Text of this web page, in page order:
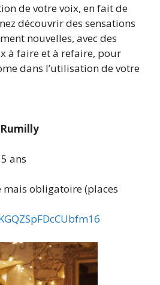
de votre voix, en fait de
découvrir des sensations
nouvelles, avec des
à faire et à refaire, pour
dans l’utilisation de votre
ans
obligatoire (places